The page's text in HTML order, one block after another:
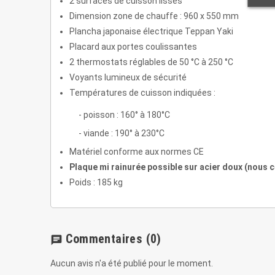
Dimension zone de chauffe : 960 x 550 mm
Plancha japonaise électrique Teppan Yaki
Placard aux portes coulissantes
2 thermostats réglables de 50 °C à 250 °C
Voyants lumineux de sécurité
Températures de cuisson indiquées :
- poisson : 160° à 180°C
- viande : 190° à 230°C
Matériel conforme aux normes CE
Plaque mi rainurée possible sur acier doux (nous
Poids : 185 kg
chat Commentaires (0)
Aucun avis n'a été publié pour le moment.